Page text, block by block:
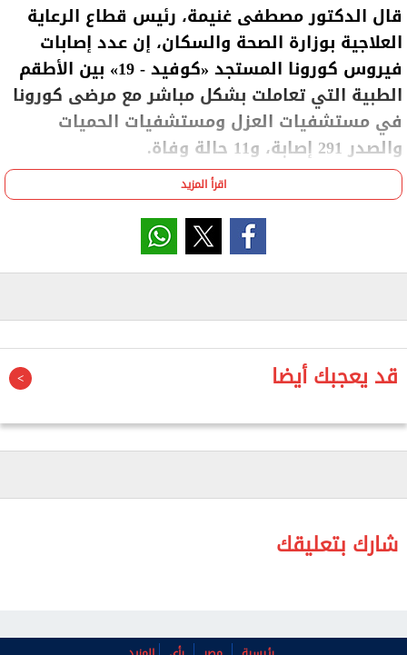
قال الدكتور مصطفى غنيمة، رئيس قطاع الرعاية
العلاجية بوزارة الصحة والسكان، إن عدد إصابات
فيروس كورونا المستجد «كوفيد - 19» بين الأطقم
الطبية التي تعاملت بشكل مباشر مع مرضى كورونا
في مستشفيات العزل ومستشفيات الحميات
والصدر 291 إصابة، و11 حالة وفاة.
وأضاف خلال لقاء لبرنامج «صباح الخير يا مصر»، المذاع عبر
مستشفى عزل لمرضى فيروس كورونا المستجد، مشيرًا
إلى وجود أكثر من 600 سرير فارغ في مستشفيات العزل،
تباعًا خلال هذه الأيام لاستقبال المرضى، متابعًا أن هذه
المستشفيات ستقوم بإجراءات الفحص، والتشخيص وإجراء
جميع الفحوصات، ومعالجة الحالات المتوسطة لفيروس
كورونا.
الإصابات إلى 17 ألفًا و967 في مصر.
تحاليلها معمليًا من إيجابية إلى سلبية لفيروس كورونا
اقرأ المزيد
قد يعجبك أيضا
شارك بتعليقك